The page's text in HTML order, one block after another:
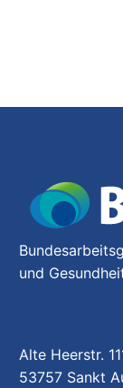
und
Alte Heerstr.
53757 Sankt